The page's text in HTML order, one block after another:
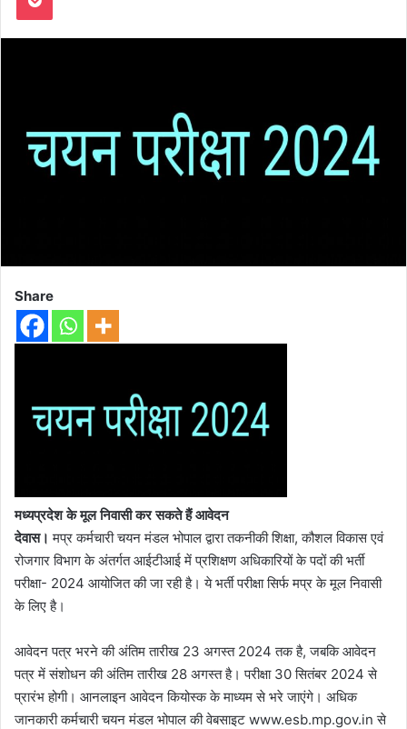
Share
मध्यप्रदेश के मूल निवासी कर सकते हैं आवेदन
देवास। मप्र कर्मचारी चयन मंडल भोपाल द्वारा तकनीकी शिक्षा, कौशल विकास एवं
रोजगार विभाग के अंतर्गत आईटीआई में प्रशिक्षण अधिकारियों के पदों की भर्ती
परीक्षा- 2024 आयोजित की जा रही है। ये भर्ती परीक्षा सिर्फ मप्र के मूल निवासी
के लिए है।
आवेदन पत्र भरने की अंतिम तारीख 23 अगस्त 2024 तक है, जबकि आवेदन
पत्र में संशोधन की अंतिम तारीख 28 अगस्त है। परीक्षा 30 सितंबर 2024 से
प्रारंभ होगी। आनलाइन आवेदन कियोस्क के माध्यम से भरे जाएंगे। अधिक
जानकारी कर्मचारी चयन मंडल भोपाल की वेबसाइट www.esb.mp.gov.in से